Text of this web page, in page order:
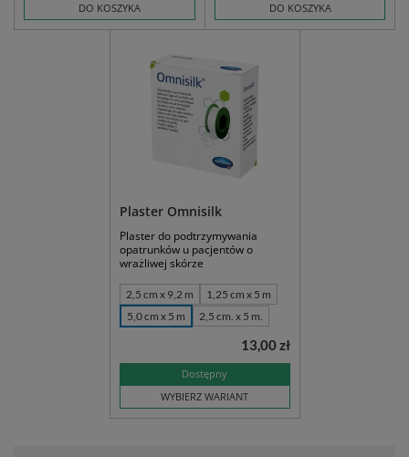
DO KOSZYKA
DO KOSZYKA
Plaster Omnisilk
Plaster do podtrzymywania
opatrunków u pacjentów o
wrażliwej skórze
2,5 cm x 9,2 m
1,25 cm x 5 m
5,0 cm x 5 m
2,5 cm. x 5 m.
Dostępny
WYBIERZ WARIANT
13,00 zł